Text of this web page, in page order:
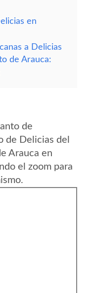
en
a Delicias
de Arauca:
de
de Delicias del
Arauca en
el zoom para